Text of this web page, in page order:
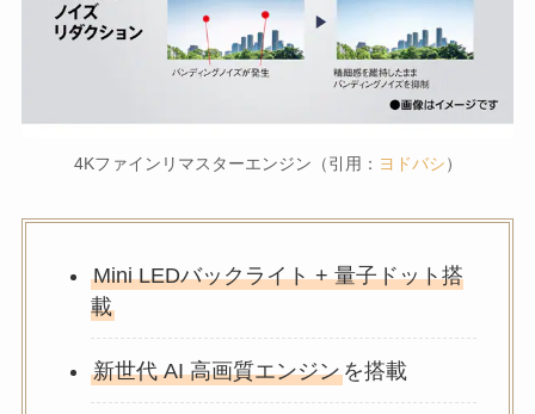
4Kファインリマスターエンジン（引用： ヨドバシ）
Mini LEDバックライト + 量子ドット搭
載
新世代 AI 高画質エンジンを搭載